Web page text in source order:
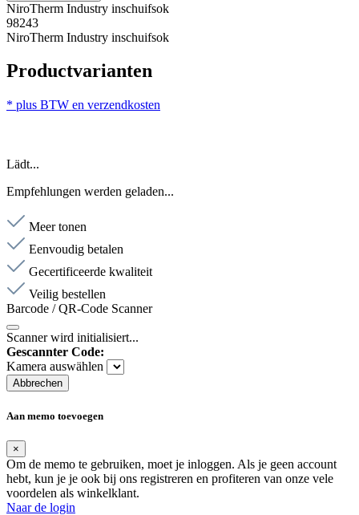
NiroTherm Industry inschuifsok
98243
NiroTherm Industry inschuifsok
Productvarianten
* plus BTW en verzendkosten
Lädt...
Empfehlungen werden geladen...
Meer tonen
Eenvoudig betalen
Gecertificeerde kwaliteit
Veilig bestellen
Barcode / QR-Code Scanner
Scanner wird initialisiert...
Gescannter Code:
Kamera auswählen
Abbrechen
Aan memo toevoegen
×
Om de memo te gebruiken, moet je inloggen. Als je geen account
hebt, kun je je ook bij ons registreren en profiteren van onze vele
voordelen als winkelklant.
Naar de login